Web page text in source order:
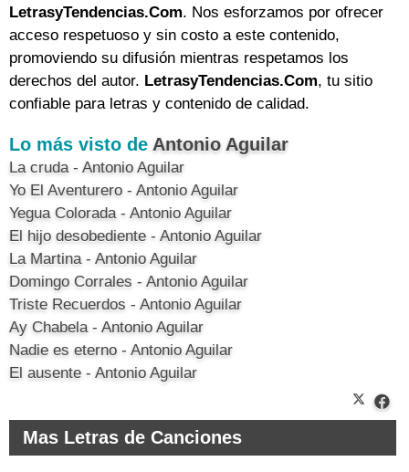
LetrasyTendencias.Com. Nos esforzamos por ofrecer
acceso respetuoso y sin costo a este contenido,
promoviendo su difusión mientras respetamos los
derechos del autor. LetrasyTendencias.Com, tu sitio
confiable para letras y contenido de calidad.
Lo más visto de Antonio Aguilar
La cruda - Antonio Aguilar
Yo El Aventurero - Antonio Aguilar
Yegua Colorada - Antonio Aguilar
El hijo desobediente - Antonio Aguilar
La Martina - Antonio Aguilar
Domingo Corrales - Antonio Aguilar
Triste Recuerdos - Antonio Aguilar
Ay Chabela - Antonio Aguilar
Nadie es eterno - Antonio Aguilar
El ausente - Antonio Aguilar
Mas Letras de Canciones